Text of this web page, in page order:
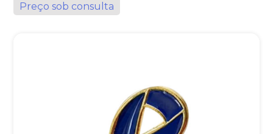
Preço sob consulta
A nossa empresa está comprometida a proteger e respeitar
sua privacidade, utilizaremos seus dados apenas para fins
de marketing. Você pode alterar suas preferências a
qualquer momento.